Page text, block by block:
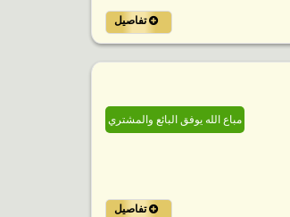
تفاصيل
مباع الله يوفق البائع والمشتري
تفاصيل